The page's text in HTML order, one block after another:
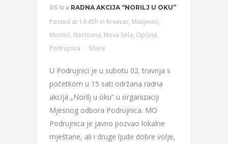
05 tra RADNA AKCIJA “NORILJ U OKU”
Posted at 14:45h in Krvavac, Matijevići,
Momići, Naslovna, Nova Sela, Općina,
Podrujnica
Share
U Podrujnici je u subotu 02. travnja s
početkom u 15 sati održana radna
akcija „Norilj u oku“ u organizaciji
Mjesnog odbora Podrujnica. MO
Podrujnica je javno pozvao lokalne
mještane, ali i druge ljude dobre volje,